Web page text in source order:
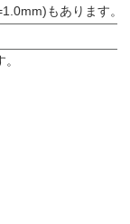
もあります。